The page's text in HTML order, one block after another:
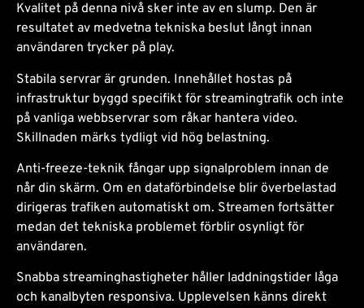
Kvalitet på denna nivå sker inte av en slump. Den är
resultatet av medvetna tekniska beslut långt innan
användaren trycker på play.
Stabila servrar är grunden. Innehållet hostas på
infrastruktur byggd specifikt för streamingtrafik och inte
på vanliga webbservrar som råkar hantera video.
Skillnaden märks tydligt vid hög belastning.
Anti-freeze-teknik fångar upp signalproblem innan de
når din skärm. Om en dataförbindelse blir överbelastad
dirigeras trafiken automatiskt om. Streamen fortsätter
medan det tekniska problemet förblir osynligt för
användaren.
Snabba streaminghastigheter håller laddningstider låga
och kanalbyten responsiva. Upplevelsen känns direkt